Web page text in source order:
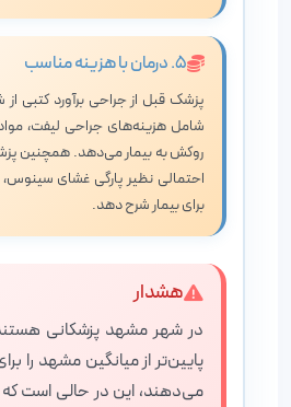
۵. درمان با هزینه مناسب
پزشک قبل از جراحی برآورد کتبی
شامل هزینه‌های جراحی لیفت،
روکش به بیمار می‌دهد. همچنین
احتمالی نظیر پارگی غشای سینوس،
برای بیمار شرح دهد.
هشدار
در شهر مشهد پزشکانی
پایین‌تر از میانگین مشهد را